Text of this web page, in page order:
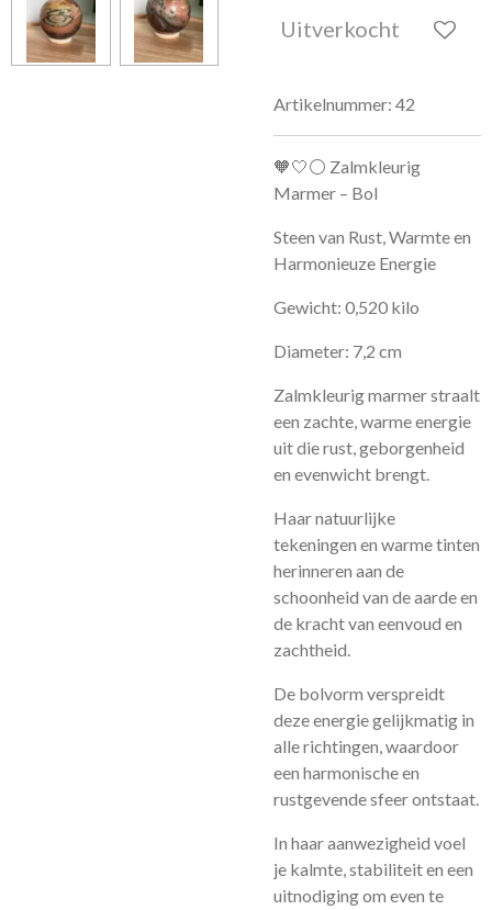
Uitverkocht
Artikelnummer: 42
🧡🤍⚪ Zalmkleurig
Marmer – Bol
Steen van Rust, Warmte en
Harmonieuze Energie
Gewicht: 0,520 kilo
Diameter: 7,2 cm
Zalmkleurig marmer straalt
een zachte, warme energie
uit die rust, geborgenheid
en evenwicht brengt.
Haar natuurlijke
tekeningen en warme tinten
herinneren aan de
schoonheid van de aarde en
de kracht van eenvoud en
zachtheid.
De bolvorm verspreidt
deze energie gelijkmatig in
alle richtingen, waardoor
een harmonische en
rustgevende sfeer ontstaat.
In haar aanwezigheid voel
je kalmte, stabiliteit en een
uitnodiging om even te